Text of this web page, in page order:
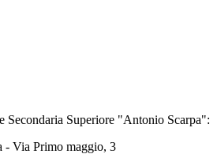
Secondaria Superiore "Antonio Scarpa":
- Via Primo maggio, 3